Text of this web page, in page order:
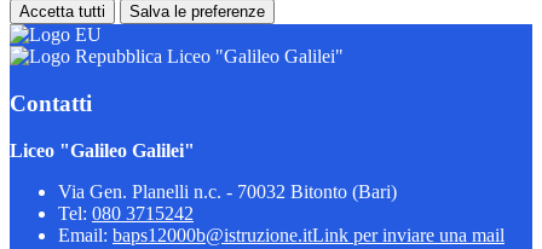
Accetta tutti Salva le preferenze
Liceo "Galileo Galilei"
Contatti
Liceo "Galileo Galilei"
Via Gen. Planelli n.c. - 70032 Bitonto (Bari)
Tel: 080 3715242
Email: baps12000b@istruzione.itLink per inviare una mail